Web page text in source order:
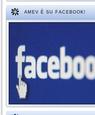
AMEV È SU FACEBOOK!